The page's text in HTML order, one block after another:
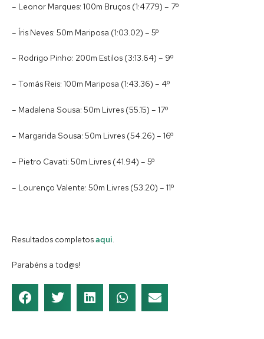
– Leonor Marques: 100m Bruços (1:47.79) – 7º
– Íris Neves: 50m Mariposa (1:03.02) – 5º
– Rodrigo Pinho: 200m Estilos (3:13.64) – 9º
– Tomás Reis: 100m Mariposa (1:43.36) – 4º
– Madalena Sousa: 50m Livres (55.15) – 17º
– Margarida Sousa: 50m Livres (54.26) – 16º
– Pietro Cavati: 50m Livres (41.94) – 5º
– Lourenço Valente: 50m Livres (53.20) – 11º
Resultados completosaqui
Parabéns a tod@s!